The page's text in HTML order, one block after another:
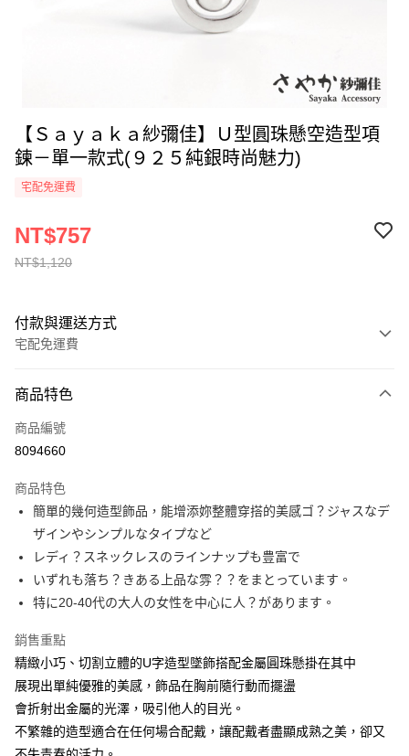
【Ｓａｙａｋａ紗彌佳】Ｕ型圓珠懸空造型項
鍊－單一款式(９２５純銀時尚魅力)
宅配免運費
NT$1,120
NT$757
付款與運送方式
宅配免運費
全家線上支付
運送方式
本島宅配-活動商品
免運費
離島宅配-常溫商品
免運費
商品特色
商品編號
8094660
商品特色
簡單的幾何造型飾品，能增添妳整體穿搭的美感ゴ？ジャスなデ
ザインやシンプルなタイプなど
レディ？スネックレスのラインナップも豊富で
いずれも落ち？きある上品な雰？？をまとっています。
特に20-40代の大人の女性を中心に人？があります。
銷售重點
精緻小巧、切割立體的U字造型墜飾搭配金屬圓珠懸掛在其中
展現出單純優雅的美感，飾品在胸前隨行動而擺盪
會折射出金屬的光澤，吸引他人的目光。
不繁雜的造型適合在任何場合配戴，讓配戴者盡顯成熟之美，卻又